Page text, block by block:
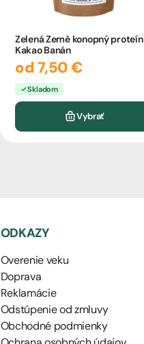
Zelená Země konopný proteín
Kakao Banán
od 7,50 €
Skladom
Vybrať
ODKAZY
Overenie veku
Doprava
Reklamácie
Odstúpenie od zmluvy
Obchodné podmienky